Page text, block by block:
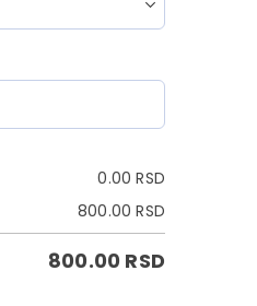
0.00RSD
800.00RSD
800.00 RSD